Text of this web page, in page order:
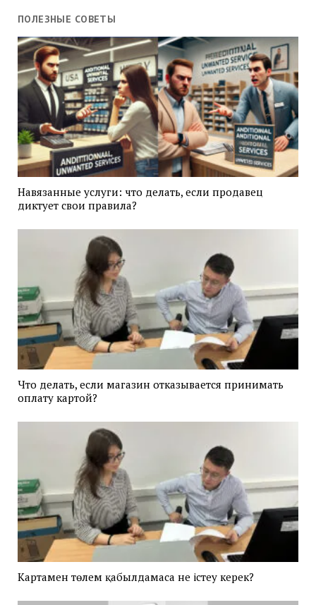
ПОЛЕЗНЫЕ СОВЕТЫ
Навязанные услуги: что делать, если продавец
диктует свои правила?
Что делать, если магазин отказывается принимать
оплату картой?
Картамен төлем қабылдамаса не істеу керек?